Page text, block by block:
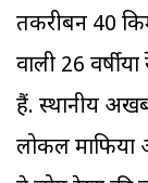
तकरीबन 40
वाली 26
हैं. स्थानीय
लोकल माफिया